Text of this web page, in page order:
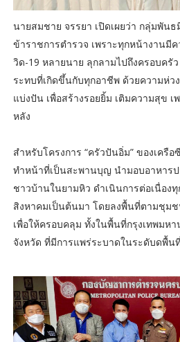
นายสมชาย จรรยา เปิดเผยว่า กลุ่มพัน
ข้าราชการตำรวจ เพราะทุกหน้างานมี
วิด-19 หลายนาย ลุกลามไปถึงครอบค
ระทบที่เกิดขึ้นกับทุกอาชีพ ด้วยความห่ว
แบ่งปัน เพื่อสร้างรอยยิ้ม เติมความสุข เ
หลัง
สำหรับโครงการ “ครัวปันอิ่ม” ของเครื
ทำหน้าที่เป็นสะพานบุญ นำมอบอาหารป
ชาวบ้านในยามหิว ดำเนินการต่อเนื่อง
สิงหาคมเป็นต้นมา โดยลงพื้นที่ตามชุม
เพื่อให้ครอบคลุม ทั้งในพื้นที่กรุงเทพม
จังหวัด ที่มีการแพร่ระบาดในระดับดพื้น